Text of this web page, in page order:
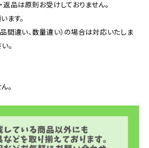
返品は原則お受けしておりません。
ます。
間違い、数量違い）の場合は対応いたしま
。
。